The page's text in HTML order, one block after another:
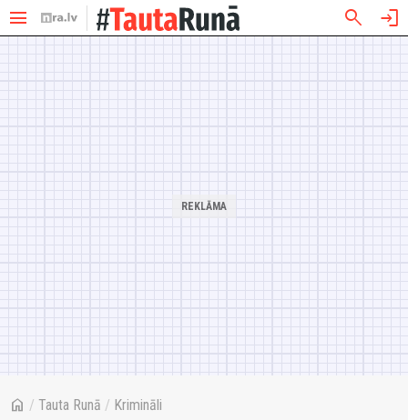
menu search login
home / Tauta Runā / Krimināli